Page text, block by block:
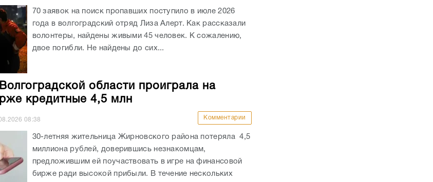
70 заявок на поиск пропавших поступило в июле 2026
года в волгоградский отряд Лиза Алерт. Как рассказали
волонтеры, найдены живыми 45 человек. К сожалению,
двое погибли. Не найдены до сих...
области проиграла на
кредитные 4,5 млн
08:38 Комментарии
30-летняя жительница Жирновского района потеряла 4,5
миллиона рублей, доверившись незнакомцам,
предложившим ей поучаствовать в игре на финансовой
бирже ради высокой прибыли. В течение нескольких